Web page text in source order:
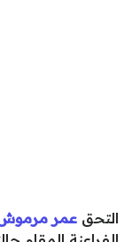
التحق عمر